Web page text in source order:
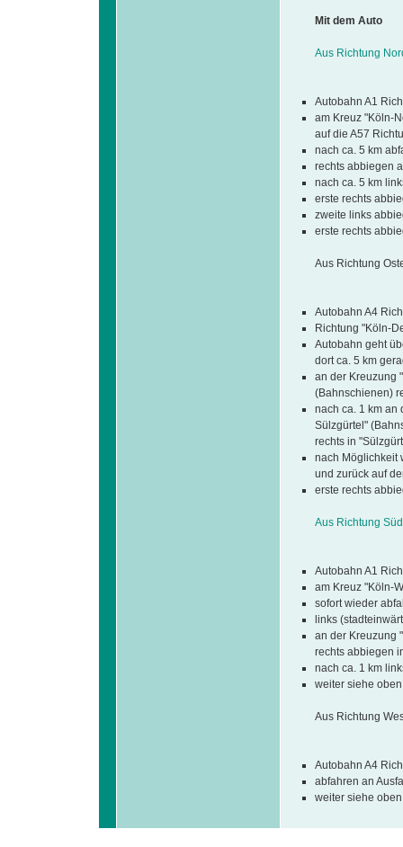
Mit dem Auto
Aus Richtung
Autobahn A1
am Kreuz "Köln-
auf die A57
nach ca. 5 km
rechts abbiegen
nach ca. 5 km
erste rechts
zweite links
erste rechts
Aus Richtung
Autobahn A4
Richtung "Köln-
Autobahn geht
dort ca. 5 km
an der Kreuzung
(Bahnschienen)
nach ca. 1 km an
Sülzgürtel"
rechts in
nach Möglichkeit
und zurück auf
erste rechts
Aus Richtung
Autobahn A1
am Kreuz "Köln-
sofort wieder
links
an der Kreuzung
rechts abbiegen
nach ca. 1 km
weiter siehe
Aus Richtung
Autobahn A4
abfahren an
weiter siehe